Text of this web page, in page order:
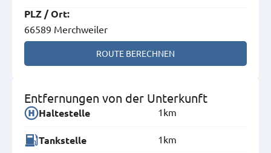
PLZ /Ort:
66589 Merchweiler
ROUTE BERECHNEN
Entfernungen von der Unterkunft
Haltestelle 1km
Tankstelle 1km